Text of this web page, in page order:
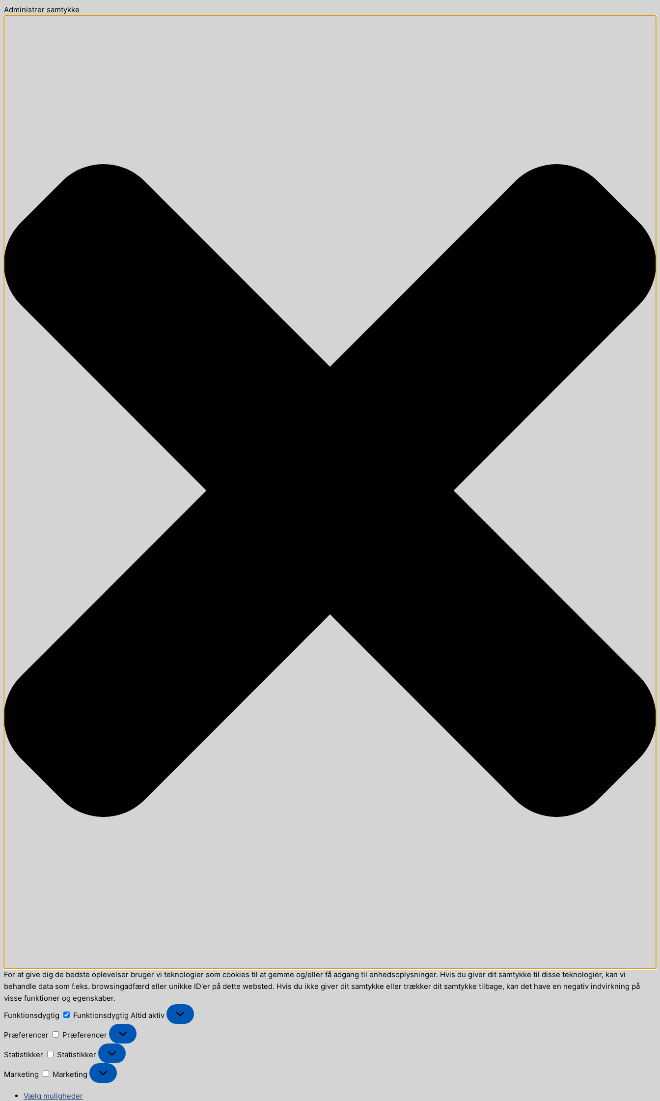
Administrer samtykke
For at give dig de bedste oplevelser bruger vi teknologier som cookies til at gemme og/eller få adgang til enhedsoplysninger. Hvis du giver dit samtykke til disse teknologier, kan vi
behandle data som f.eks. browsingadfærd eller unikke ID'er på dette websted. Hvis du ikke giver dit samtykke eller trækker dit samtykke tilbage, kan det have en negativ indvirkning på
visse funktioner og egenskaber.
Funktionsdygtig
Funktionsdygtig Altid aktiv
Præferencer Præferencer
Statistikker Statistikker
Marketing Marketing
Vælg muligheder